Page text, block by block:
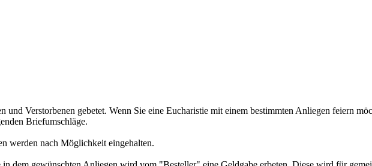
Verstorbenen gebetet. Wenn Sie eine Eucharistie mit einem bestimmten Anliegen feiern
Briefumschläge.
werden nach Möglichkeit eingehalten.